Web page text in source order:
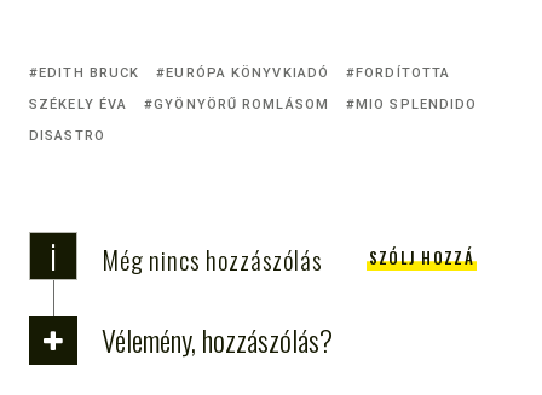
EDITH BRUCK EURÓPA KÖNYVKIADÓ
FORDÍTOTTA
SZÉKELY ÉVA
GYÖNYÖRŰ ROMLÁSOM
MIO SPLENDIDO
DISASTRO
i Még nincs hozzászólás SZÓLJ HOZZÁ
Vélemény, hozzászólás?